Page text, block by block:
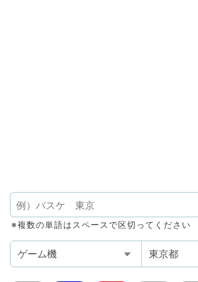
※複数の単語はスペースで区切ってください